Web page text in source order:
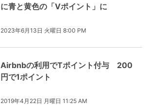
に青と黄色の「Vポイント」に
2023年6月13日 火曜日 8:00 PM
Airbnbの利用でTポイント付与 200
円で1ポイント
2019年4月22日 月曜日 11:25 AM